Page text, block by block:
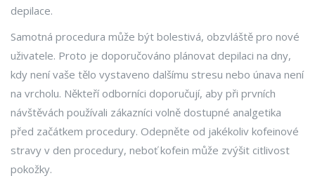
depilace.
Samotná procedura může být bolestivá, obzvláště pro nové
uživatele. Proto je doporučováno plánovat depilaci na dny,
kdy není vaše tělo vystaveno dalšímu stresu nebo únava není
na vrcholu. Někteří odborníci doporučují, aby při prvních
návštěvách používali zákazníci volně dostupné analgetika
před začátkem procedury. Odepněte od jakékoliv kofeinové
stravy v den procedury, neboť kofein může zvýšit citlivost
pokožky.